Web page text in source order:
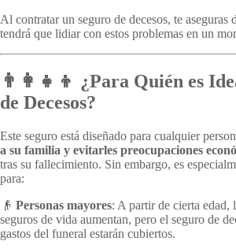
Al contratar un seguro de decesos, te aseguras
tendrá que lidiar con estos problemas en un
👨‍👩‍👧‍👦 ¿Para Quién es
de Decesos?
Este seguro está diseñado para cualquier
a su familia y evitarles preocupaciones
tras su fallecimiento. Sin embargo, es
para:
👴 Personas mayores: A partir de cierta edad,
seguros de vida aumentan, pero el seguro de
gastos del funeral estarán cubiertos.